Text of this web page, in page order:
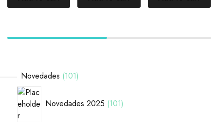
Novedades 101
Novedades 2025 101